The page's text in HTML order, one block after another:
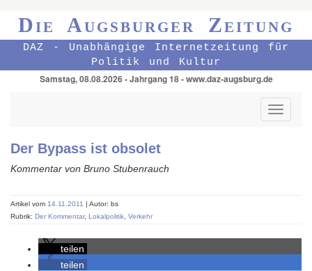
Die Augsburger Zeitung
DAZ - Unabhängige Internetzeitung für
Politik und Kultur
Samstag, 08.08.2026 - Jahrgang 18 - www.daz-augsburg.de
Toggle
Der Bypass ist obsolet
Kommentar von Bruno Stubenrauch
Artikel vom 14.11.2011 | Autor: bs
Rubrik: Der Kommentar, Lokalpolitik Verkehr
teilen
teilen